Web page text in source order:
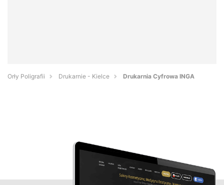
Orły Poligrafii Drukarnie - Kielce Drukarnia Cyfrowa INGA